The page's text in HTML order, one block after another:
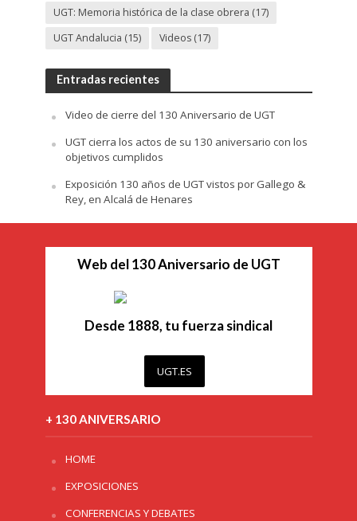
UGT: Memoria histórica de la clase obrera (17)
UGT Andalucia (15) Videos(17)
Entradas recientes
Video de cierre del 130 Aniversario de UGT
UGT cierra los actos de su 130 aniversario con los
objetivos cumplidos
Exposición 130 años de UGT vistos por Gallego &
Rey, en Alcalá de Henares
Web del 130 Aniversario de UGT
Desde 1888, tu fuerza sindical
UGT.ES
+ 130 ANIVERSARIO
HOME
EXPOSICIONES
CONFERENCIAS Y DEBATES